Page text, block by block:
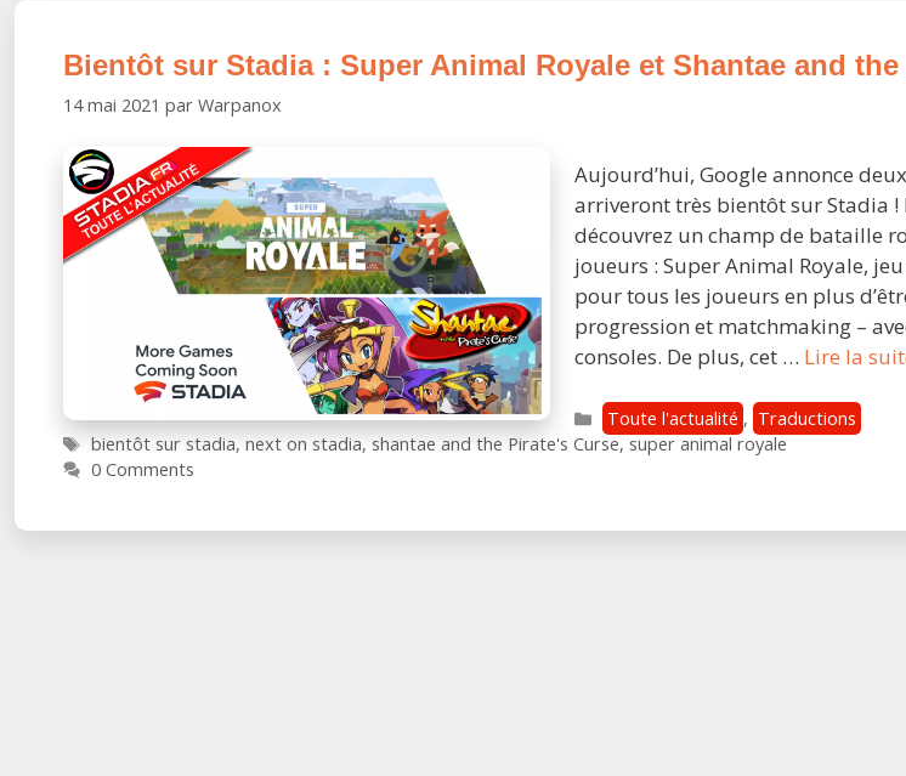
royale
2021
Stadia
Bientôt sur Stadia : Super Animal Royale et Shantae and the
14 mai 2021 par Warpanox
Aujourd’hui, Google annonce
arriveront très bientôt sur Stadia !
découvrez un champ de bataille
joueurs : Super Animal Royale,
pour tous les joueurs en plus
progression et matchmaking –
consoles. De plus, cet … Lire la
Catégories
Toute l'actualité , Traductions
Étiquettes
bientôt sur stadia,next on stadia, shantae and the Pirate's Curse, super animal royale
0 Comments